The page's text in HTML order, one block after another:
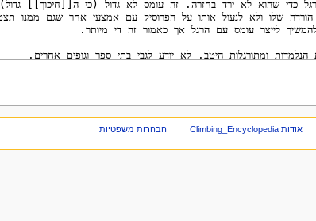
אודות Climbing_Encyclopedia הבהרות משפטיות